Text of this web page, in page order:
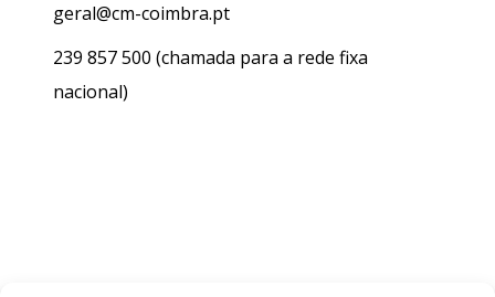
geral@cm-coimbra.pt
239 857 500 (chamada para a rede fixa
nacional)